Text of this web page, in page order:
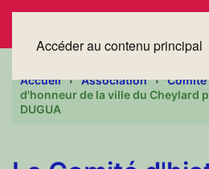
Accéder au contenu principal
Accueil Association
d'honneur de la ville du Cheylard
DUGUA